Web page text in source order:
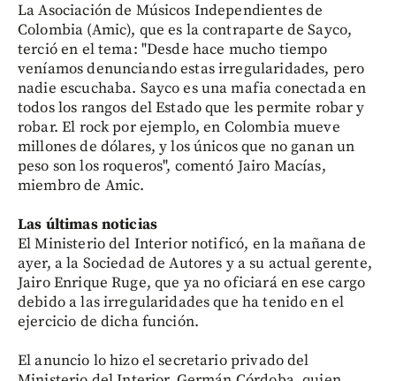
La Asociación de Músicos Independientes de
Colombia (Amic), que es la contraparte de Sayco,
terció en el tema: "Desde hace mucho tiempo
veníamos denunciando estas irregularidades, pero
nadie escuchaba. Sayco es una mafia conectada en
todos los rangos del Estado que les permite robar y
robar. El rock por ejemplo, en Colombia mueve
millones de dólares, y los únicos que no ganan un
peso son los roqueros", comentó Jairo Macías,
miembro de Amic.
Las últimas noticias
El Ministerio del Interior notificó, en la mañana de
ayer, a la Sociedad de Autores y a su actual gerente,
Jairo Enrique Ruge, que ya no oficiará en ese cargo
debido a las irregularidades que ha tenido en el
ejercicio de dicha función.
El anuncio lo hizo el secretario privado del